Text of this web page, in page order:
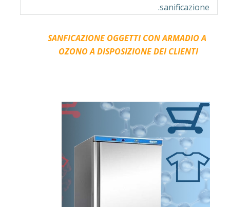
sanificazione.
SANFICAZIONE OGGETTI CON ARMADIO A
OZONO A DISPOSIZIONE DEI CLIENTI